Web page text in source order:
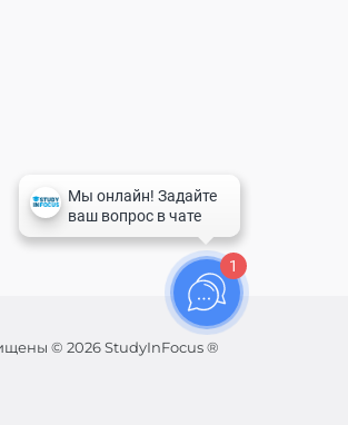
© 2026 StudyInFocus ®
1